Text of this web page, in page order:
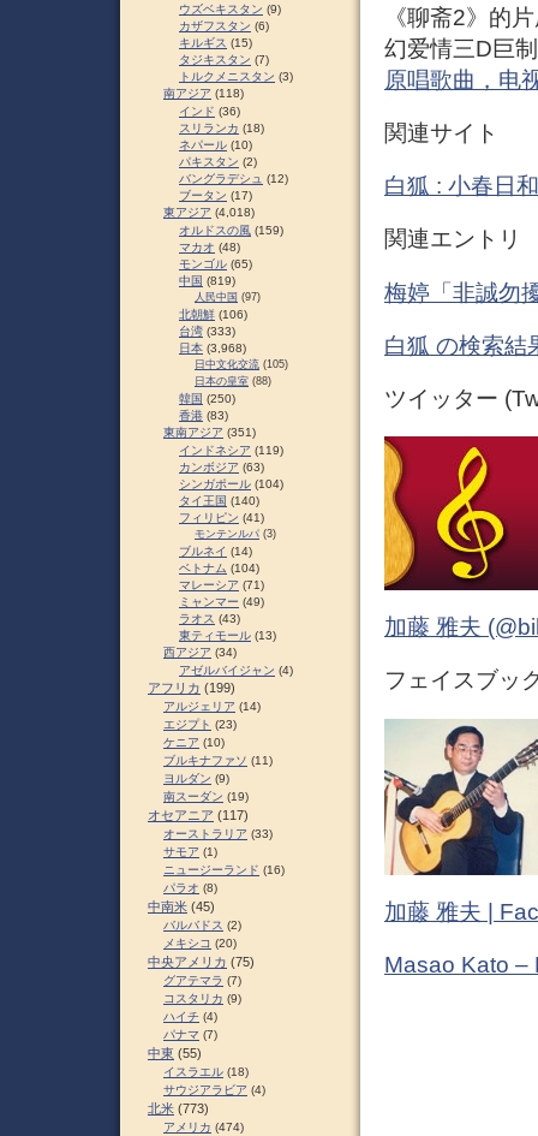
《聊斋2》的
幻爱情三D巨
原唱歌曲，电
関連サイト
白狐 : 小春日
関連エントリ
梅婷「非誠勿
白狐 の検索結
ツイッター
加藤 雅夫
フェイスブッ
加藤 雅夫 |
Masao Kato –
ウズベキスタン (9)
カザフスタン (6)
キルギス (15)
タジキスタン (7)
トルクメニスタン (3)
南アジア (118)
インド (36)
スリランカ (18)
ネパール (10)
パキスタン (2)
バングラデシュ (12)
ブータン (17)
東アジア (4,018)
オルドスの風 (159)
マカオ (48)
モンゴル (65)
中国 (819)
人民中国 (97)
北朝鮮 (106)
台湾 (333)
日本 (3,968)
日中文化交流 (105)
日本の皇室 (88)
韓国 (250)
香港 (83)
東南アジア (351)
インドネシア (119)
カンボジア (63)
シンガポール (104)
タイ王国 (140)
フィリピン (41)
モンテンルパ (3)
ブルネイ (14)
ベトナム (104)
マレーシア (71)
ミャンマー (49)
ラオス (43)
東ティモール (13)
西アジア (34)
アゼルバイジャン (4)
アフリカ (199)
アルジェリア (14)
エジプト (23)
ケニア (10)
ブルキナファソ (11)
ヨルダン (9)
南スーダン (19)
オセアニア (117)
オーストラリア (33)
サモア (1)
ニュージーランド (16)
パラオ (8)
中南米 (45)
バルバドス (2)
メキシコ (20)
中央アメリカ (75)
グアテマラ (7)
コスタリカ (9)
ハイチ (4)
パナマ (7)
中東 (55)
イスラエル (18)
サウジアラビア (4)
北米 (773)
アメリカ (474)